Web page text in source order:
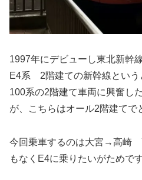
1997年にデビューし東北新幹
E4系 2階建ての新幹線という
100系の2階建て車両に興奮し
が、こちらはオール2階建てで
今回乗車するのは大宮→高崎
もなくE4に乗りたいがためで